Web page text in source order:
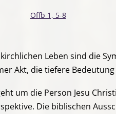
Offb 1, 5-8
Leben sind die
Akt, die tiefere
um die Person Jesu
Die biblischen